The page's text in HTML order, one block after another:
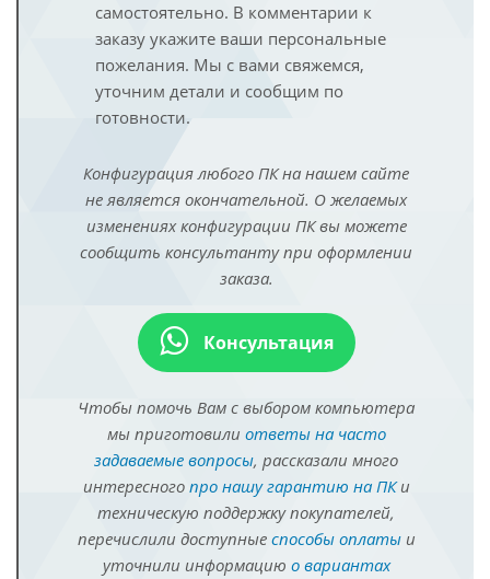
самостоятельно. В комментарии к
заказу укажите ваши персональные
пожелания. Мы с вами свяжемся,
уточним детали и сообщим по
готовности.
Конфигурация любого ПК на нашем сайте
не является окончательной. О желаемых
изменениях конфигурации ПК вы можете
сообщить консультанту при оформлении
заказа.
Консультация
Чтобы помочь Вам с выбором компьютера
мы приготовили ответы на часто
задаваемые вопросы, рассказали много
интересного про нашу гарантию на ПКи
техническую поддержку покупателей,
перечислили доступные способы оплатыи
уточнили информацию о вариантах